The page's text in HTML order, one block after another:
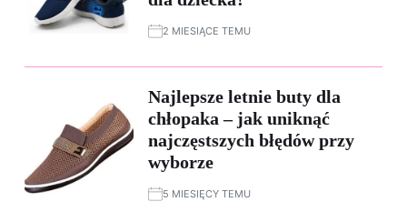
2 MIESIĄCE TEMU
Najlepsze letnie buty dla
chłopaka – jak uniknąć
najczęstszych błędów przy
wyborze
5 MIESIĘCY TEMU